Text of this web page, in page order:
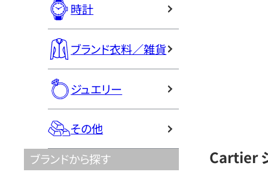
時計
ブランド衣料／雑貨
ジュエリー
その他
ブランドから探す
Cartier